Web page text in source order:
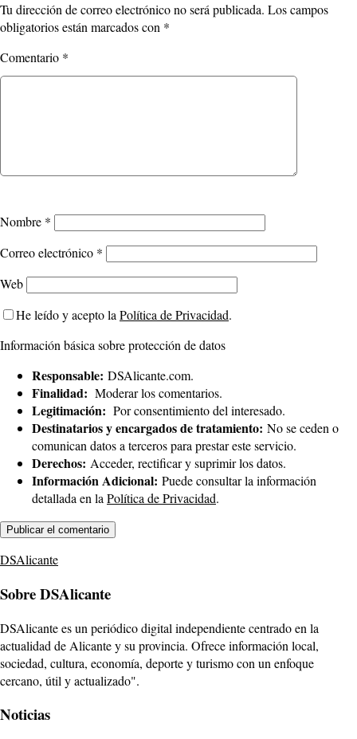
Tu dirección de correo electrónico no será publicada. Los campos
obligatorios están marcados con *
Comentario *
Nombre *
Correo electrónico *
Web
He leído y acepto la Política de Privacidad.
Información básica sobre protección de datos
Responsable: DSAlicante.com.
Finalidad: Moderar los comentarios.
Legitimación: Por consentimiento del interesado.
Destinatarios y encargados de tratamiento: No se ceden o
comunican datos a terceros para prestar este servicio.
Derechos: Acceder, rectificar y suprimir los datos.
Información Adicional: Puede consultar la información
detallada en la Política de Privacidad.
DSAlicante
Sobre DSAlicante
DSAlicante es un periódico digital independiente centrado en la
actualidad de Alicante y su provincia. Ofrece información local,
sociedad, cultura, economía, deporte y turismo con un enfoque
cercano, útil y actualizado".
Noticias